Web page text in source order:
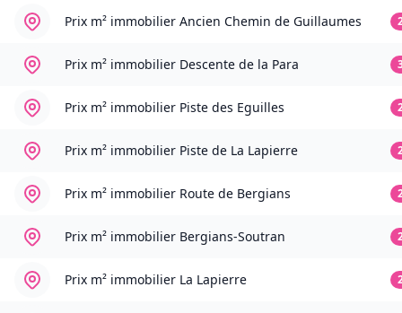
Prix m² immobilier Ancien Chemin de Guillaumes
Prix m² immobilier Descente de la Para
Prix m² immobilier Piste des Eguilles
Prix m² immobilier Piste de La Lapierre
Prix m² immobilier Route de Bergians
Prix m² immobilier Bergians-Soutran
Prix m² immobilier La Lapierre